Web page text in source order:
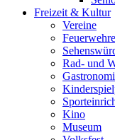
Freizeit & Kultur
Vereine
Rad- und
Kino
Museum